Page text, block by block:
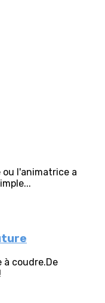
l'animatrice a
à coudre.De